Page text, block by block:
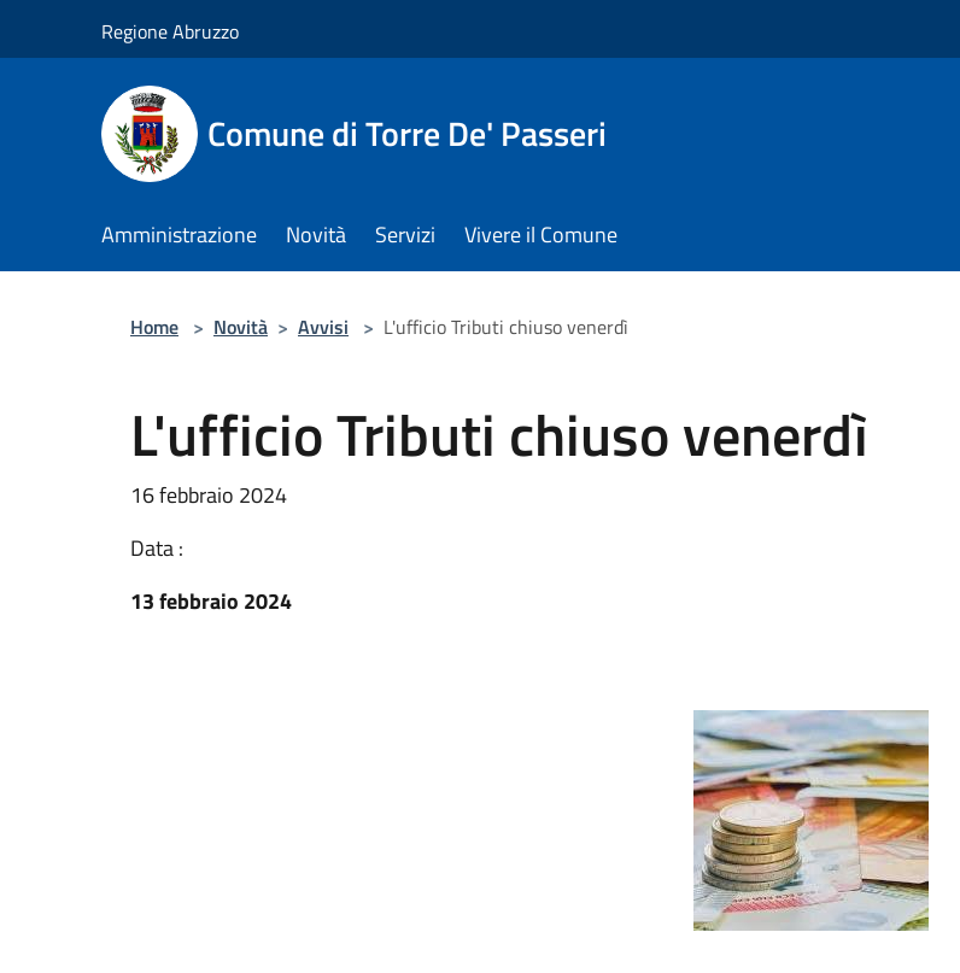
Regione Abruzzo
Comune di Torre De' Passeri
Amministrazione Novità Servizi Vivere il Comune
Home > Novità > Avvisi > L'ufficio Tributi chiuso venerdì
L'ufficio Tributi chiuso venerdì
16 febbraio 2024
Data :
13 febbraio 2024